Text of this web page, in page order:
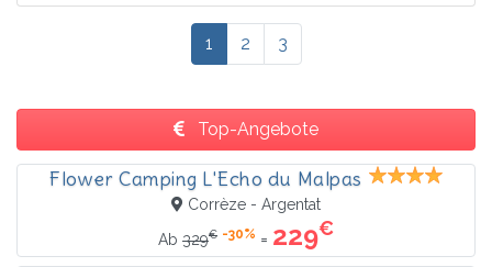
1 2 3
Top-Angebote
Flower Camping L'Echo du Malpas
Corrèze - Argentat
Ab 329€ -30% = 229€